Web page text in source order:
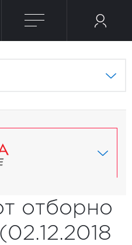
отборно